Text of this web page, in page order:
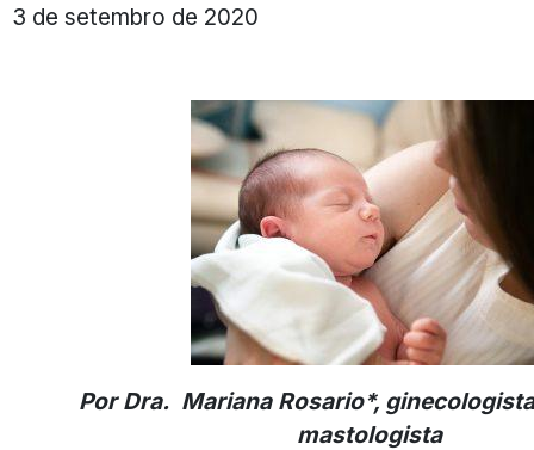
3 de setembro de 2020
Por Dra. Mariana Rosario*,
mastologista